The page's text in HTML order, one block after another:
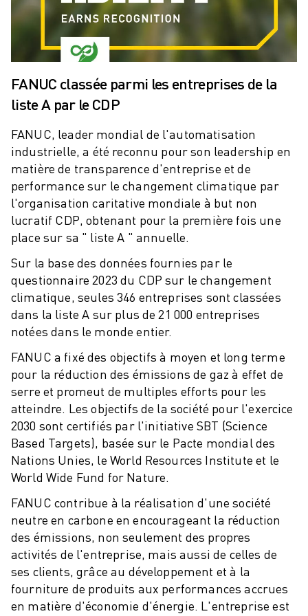
ROBOTS SCARA
CENTRES D'USINAGE CNC COMPACTS
RECHERCHE DE ROBODRILL
ROBODRILL CENTRES D'USINAGE CNC COMPACTS
ROBODRILL MATÉRIEL
LOGICIEL ROBODRILL
ROBODRILL MAINTENANCE PRÉVENTIVE
DURABILITÉ DU ROBODRILL
ROBODRILL ENSEMBLE DE ROBOTS
ROBODRILL KIT PÉDAGOGIQUE
MACHINES DE MOULAGE PAR INJECTION ÉLECTRIQUES
RECHERCHE DE ROBOSHOT
ROBOSHOT MACHINES DE MOULAGE PAR INJECTION ÉLECTRIQUES
ROBOSHOT MATÉRIEL
ROBOSHOT ENSEMBLE DE ROBOTS
ROBOSHOT MAINTENANCE PRÉVENTIVE
COÛT TOTAL D'UNE ROBOSHOT
ROBOCUT MACHINES D'ÉLECTROÉROSION À FIL
ROBOCUT MATÉRIEL
LOGICIEL ROBOCUT
ROBOCUT MAINTENANCE PRÉVENTIVE
DURABILITÉ DU ROBOCUT
SOLUTIONS IIOT
SOLUTIONS POUR L'USINE INTELLIGENTE
ENREGISTREMENT DU PRODUIT "
TÉMOIGNAGES
SOLUTIONS
INDUSTRIES
TOUTES LES INDUSTRIES
AÉROSPATIALE
AUTOMOBILE
FANUC classée parmi les entreprises de la
liste A par le CDP
FANUC, leader mondial de l'automatisation
industrielle, a été reconnu pour son leadership en
matière de transparence d'entreprise et de
performance sur le changement climatique par
l'organisation caritative mondiale à but non
lucratif CDP, obtenant pour la première fois une
place sur sa " liste A " annuelle.
Sur la base des données fournies par le
questionnaire 2023 du CDP sur le changement
climatique, seules 346 entreprises sont classées
dans la liste A sur plus de 21 000 entreprises
notées dans le monde entier.
FANUC a fixé des objectifs à moyen et long terme
pour la réduction des émissions de gaz à effet de
serre et promeut de multiples efforts pour les
atteindre. Les objectifs de la société pour l'exercice
2030 sont certifiés par l'initiative SBT (Science
Based Targets), basée sur le Pacte mondial des
Nations Unies, le World Resources Institute et le
World Wide Fund for Nature.
FANUC contribue à la réalisation d'une société
neutre en carbone en encourageant la réduction
des émissions, non seulement des propres
activités de l'entreprise, mais aussi de celles de
ses clients, grâce au développement et à la
fourniture de produits aux performances accrues
en matière d'économie d'énergie. L'entreprise est